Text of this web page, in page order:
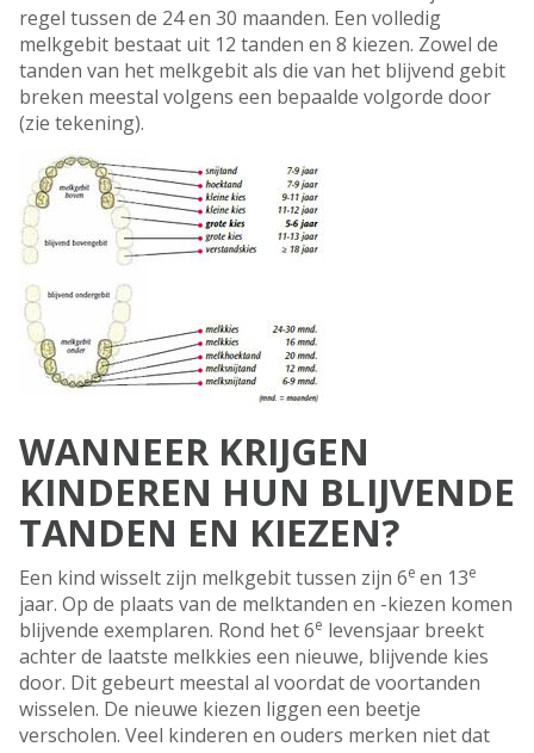
regel tussen de 24 en 30 maanden. Een volledig
melkgebit bestaat uit 12 tanden en 8 kiezen. Zowel de
tanden van het melkgebit als die van het blijvend gebit
breken meestal volgens een bepaalde volgorde door
(zie tekening).
WANNEER KRIJGEN
KINDEREN HUN BLIJVENDE
TANDEN EN KIEZEN?
Een kind wisselt zijn melkgebit tussen zijn 6e en 13e
jaar. Op de plaats van de melktanden en -kiezen komen
blijvende exemplaren. Rond het 6e levensjaar breekt
achter de laatste melkkies een nieuwe, blijvende kies
door. Dit gebeurt meestal al voordat de voortanden
wisselen. De nieuwe kiezen liggen een beetje
verscholen. Veel kinderen en ouders merken niet dat